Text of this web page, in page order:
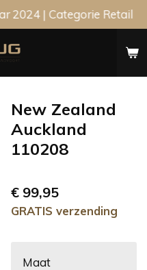
2024 | Categorie Retail
New Zealand
Auckland
110208
€ 99,95
GRATIS verzending
Maat